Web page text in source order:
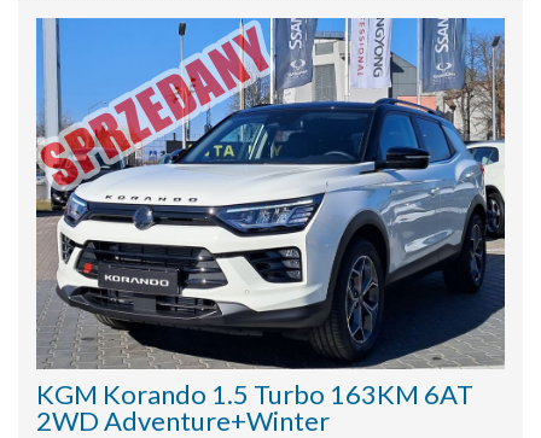
KGM Korando 1.5 Turbo 163KM 6AT
2WD Adventure+Winter